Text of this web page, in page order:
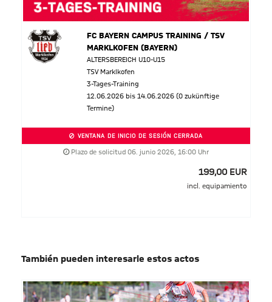
FC BAYERN CAMPUS TRAINING / TSV
MARKLKOFEN (BAYERN)
ALTERSBEREICH U10-U15
TSV Marklkofen
3-Tages-Training
12.06.2026 bis 14.06.2026 (0 zukünftige
Termine)
VENTANA DE INICIO DE SESIÓN CERRADA
Plazo de solicitud 06. junio 2026, 16:00 Uhr
199,00 EUR
incl. equipamiento
También pueden interesarle estos actos